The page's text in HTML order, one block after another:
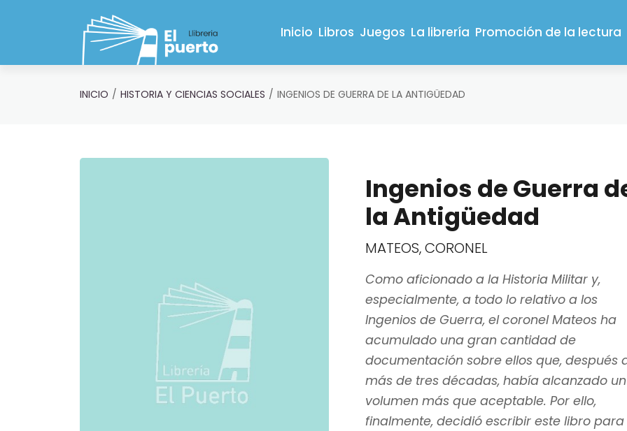
Inicio Libros Juegos La librería Promoción de la lectura
INICIO HISTORIA Y CIENCIAS SOCIALES INGENIOS DE GUERRA DE LA ANTIGÜEDAD
Ingenios de Guerra
la Antigüedad
MATEOS, CORONEL
Como aficionado a la Historia Militar y,
especialmente, a todo lo relativo a los
Ingenios de Guerra, el coronel Mateos ha
acumulado una gran cantidad de
documentación sobre ellos que, después
más de tres décadas, había alcanzado un
volumen más que aceptable. Por ello,
finalmente, decidió escribir este libro para